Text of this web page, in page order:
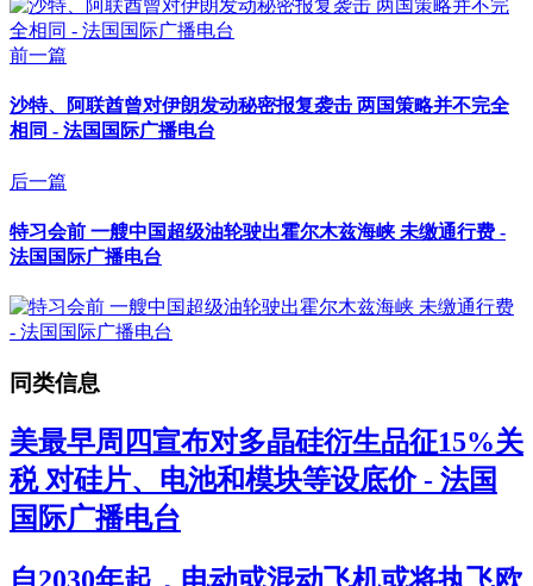
前一篇
沙特、阿联酋曾对伊朗发动秘密报复袭击 两国策略并不完全
相同 - 法国国际广播电台
后一篇
特习会前 一艘中国超级油轮驶出霍尔木兹海峡 未缴通行费 -
法国国际广播电台
同类信息
美最早周四宣布对多晶硅衍生品征15%关
税 对硅片、电池和模块等设底价 - 法国
国际广播电台
自2030年起，电动或混动飞机或将执飞欧